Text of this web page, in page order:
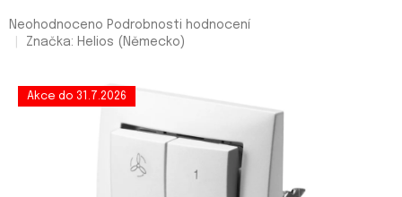
Průměrné
hodnocení
Neohodnoceno Podrobnosti hodnocení
Značka: Helios (Německo)
Akce do 31.7.2026